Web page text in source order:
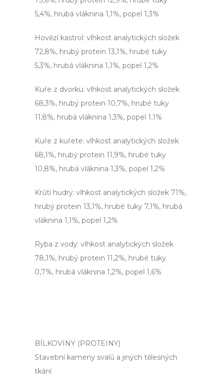
5,4%, hrubá vláknina 1,1%, popel 1,3%
Hovězí kastrol: vlhkost analytických složek
72,8%, hrubý protein 13,1%, hrubé tuky
5,3%, hrubá vláknina 1,1%, popel 1,2%
Kuře z dvorku: vlhkost analytických složek
68,3%, hrubý protein 10,7%, hrubé tuky
11,8%, hrubá vláknina 1,3%, popel 1,1%
Kuře z kuřete: vlhkost analytických složek
68,1%, hrubý protein 11,9%, hrubé tuky
10,8%, hrubá vláknina 1,3%, popel 1,2%
Krůtí hudry: vlhkost analytických složek 71%,
hrubý protein 13,1%, hrubé tuky 7,1%, hrubá
vláknina 1,1%, popel 1,2%
Ryba z vody: vlhkost analytických složek
78,1%, hrubý protein 11,2%, hrubé tuky
0,7%, hrubá vláknina 1,2%, popel 1,6%
BÍLKOVINY (PROTEINY)
Stavební kameny svalů a jiných tělesných
tkání
Hledat